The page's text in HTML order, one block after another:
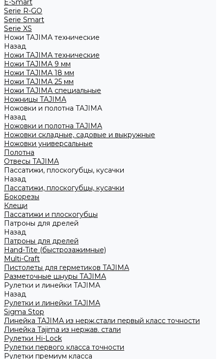
E-Smart
Serie R-GO
Serie Smart
Serie XS
Ножи TAJIMA технические
Назад
Ножи TAJIMA технические
Ножи TAJIMA 9 мм
Ножи TAJIMA 18 мм
Ножи TAJIMA 25 мм
Ножи TAJIMA специальные
Ножницы TAJIMA
Ножовки и полотна TAJIMA
Назад
Ножовки и полотна TAJIMA
Ножовки складные, садовые и выкружные
Ножовки универсальные
Полотна
Отвесы TAJIMA
Пассатижи, плоскогубцы, кусачки
Назад
Пассатижи, плоскогубцы, кусачки
Бокорезы
Клещи
Пассатижи и плоскогубцы
Патроны для дрелей
Назад
Патроны для дрелей
Hand-Tite (быстрозажимные)
Multi-Craft
Пистолеты для герметиков TAJIMA
Разметочные шнуры TAJIMA
Рулетки и линейки TAJIMA
Назад
Рулетки и линейки TAJIMA
Sigma Stop
Линейка TAJIMA из нерж.стали первый класс точности
Линейка Tajima из нержав. стали
Рулетки Hi-Lock
Рулетки первого класса точности
Рулетки премиум класса